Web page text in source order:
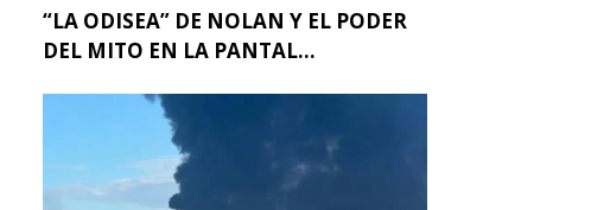
“LA ODISEA” DE NOLAN Y EL PODER
DEL MITO EN LA PANTAL...